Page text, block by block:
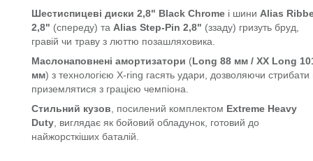
Шестиспицеві диски 2,8" Black Chromeі шини Alias
2,8" (спереду) та Alias Step-Pin 2,8" (ззаду) гризуть бруд,
гравій чи траву з люттю позашляховика.
Маслонаповнені амортизатори (Long 88 мм / XX Long
мм) з технологією X-ring гасять удари, дозволяючи стрибати
приземлятися з грацією чемпіона.
Стильний кузов , посилений комплектом Extreme Heavy
Duty, виглядає як бойовий обладунок, готовий до
найжорсткіших баталій.